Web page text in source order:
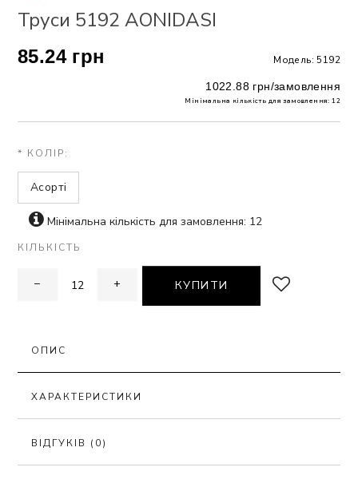
Труси 5192 AONIDASI
85.24 грн Модель: 5192
1022.88 грн/замовлення
Мінімальна кількість для замовлення: 12
* КОЛІР:
Асорті
Мінімальна кількість для замовлення: 12
КІЛЬКІСТЬ
− + КУПИТИ
ОПИС
ХАРАКТЕРИСТИКИ
ВІДГУКІВ (0)